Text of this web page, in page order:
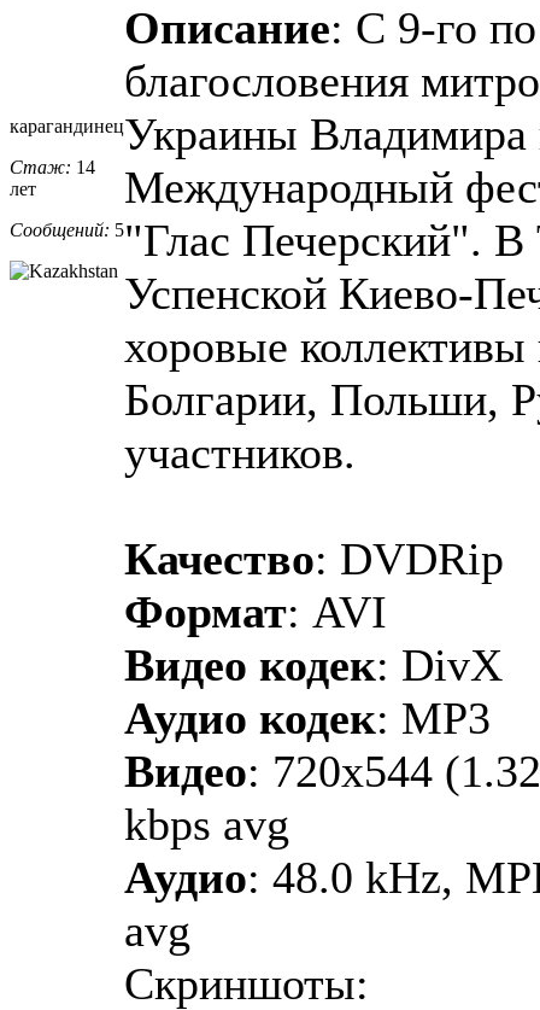
карагандинец
Стаж: 14
лет
Сообщений: 5
Описание: С 9-го
благословения
Украины
Международный
"Глас Печерский". В
Успенской Киево-
хоровые
Болгарии, Польши,
участников.
Качество: DVDRip
Формат: AVI
Видео кодек: DivX
Аудио кодек: MP3
Видео: 720x544
kbps avg
Аудио: 48.0 kHz,
avg
Скриншоты: